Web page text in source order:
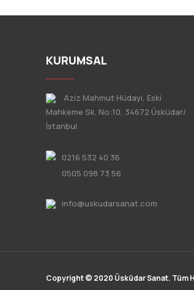
KURUMSAL
Aziz Mahmut Hüdayi, Eski
Mahkeme Sk. No:10, 34672 Üsküdar/
İstanbul
0216 532 40 36
0505 098 73 56
info@uskudarsanat.com
Copyright © 2020 Üsküdar Sanat. Tüm